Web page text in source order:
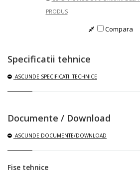
PRODUS
Compara
Specificatii tehnice
ASCUNDE SPECIFICATII TECHNICE
Documente / Download
ASCUNDE DOCUMENTE/DOWNLOAD
Fise tehnice